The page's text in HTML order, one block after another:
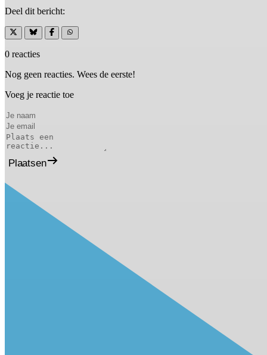
Deel dit bericht:
0 reacties
Nog geen reacties. Wees de eerste!
Voeg je reactie toe
Plaatsen